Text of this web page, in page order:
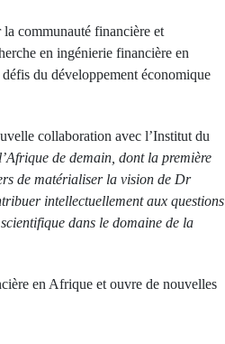
communauté financière et
en ingénierie financière en
du développement économique
collaboration avec l’Institut du
de demain, dont la première
de matérialiser la vision de Dr
intellectuellement aux questions
dans le domaine de la
en Afrique et ouvre de nouvelles